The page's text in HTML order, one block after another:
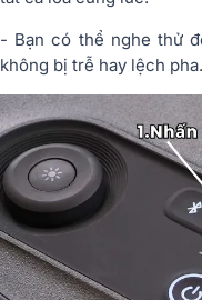
- Bạn có thể nghe thử
không bị trễ hay lệch pha.